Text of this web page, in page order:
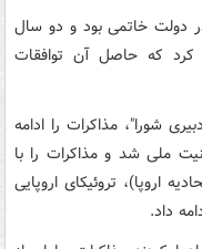
دولت خاتمی بود و دو سال
کرد که حاصل آن توافقات
شورا"، مذاکرات را ادامه
ملی شد و مذاکرات را با
اروپا)، تروئیکای اروپایی
داد.